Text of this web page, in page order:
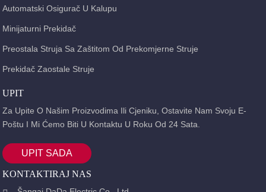
Automatski Osigurač U Kalupu
Minijaturni Prekidač
Preostala Struja Sa Zaštitom Od Prekomjerne Struje
Prekidač Zaostale Struje
UPIT
Za Upite O Našim Proizvodima Ili Cjeniku, Ostavite Nam Svoju E-
Poštu I Mi Ćemo Biti U Kontaktu U Roku Od 24 Sata.
UPIT SADA
KONTAKTIRAJ NAS